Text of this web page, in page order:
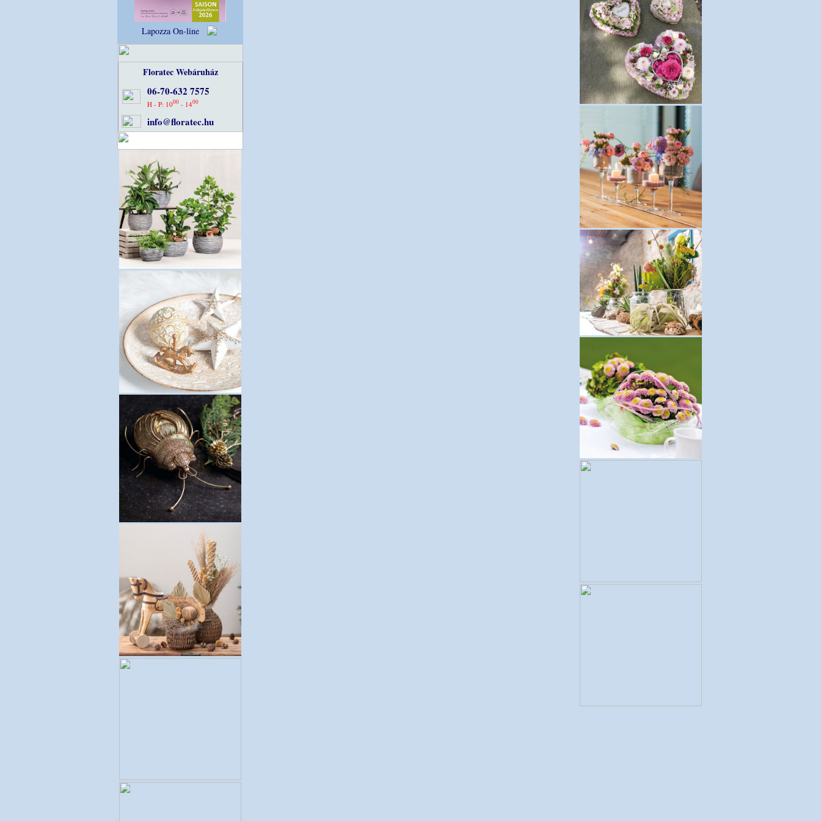
Lapozza On-line
Floratec Webáruház
06-70-632 7575
H - P: 1000- 1400
info@floratec.hu